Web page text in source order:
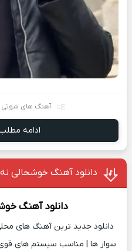
آهنگ های شوتی
ادامه
دانلود آهنگ خوشحالی نه
دانلود آهنگ
دانلود جدید ترین آهنگ های
سوار ها | مناسب سیستم های